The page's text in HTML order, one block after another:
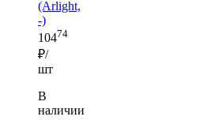
(Arlight,
-)
10474
₽/
шт
В
наличии